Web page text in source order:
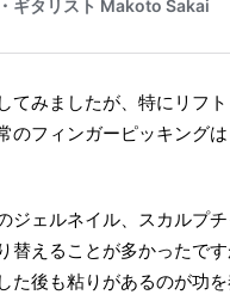
てみましたが、特にリフ
のフィンガーピッキング
ジェルネイル、スカルプ
替えることが多かったで
た後も粘りがあるのが功を